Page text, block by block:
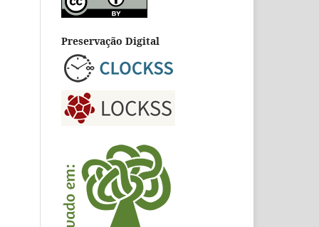
Preservação Digital